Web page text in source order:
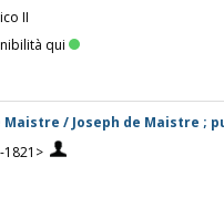
II
qui
Maistre / Joseph de Maistre ;
1821>